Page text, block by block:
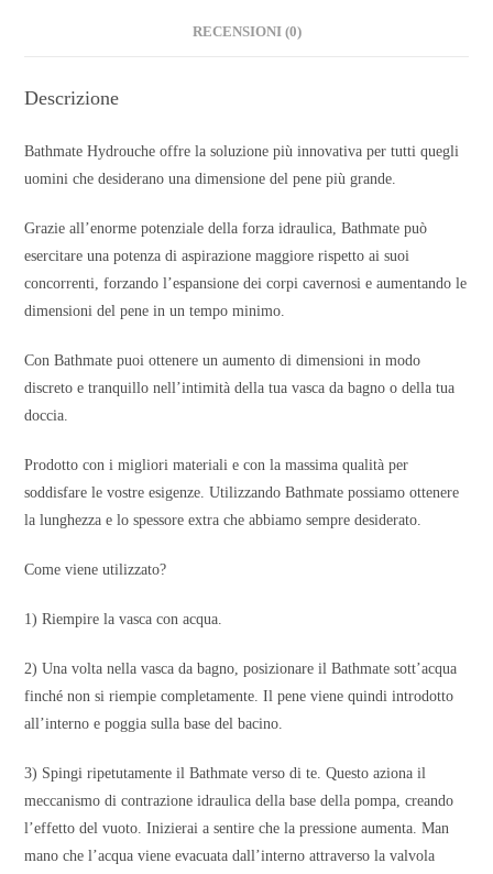
RECENSIONI (0)
Descrizione
Bathmate Hydrouche offre la soluzione più innovativa per tutti quegli
uomini che desiderano una dimensione del pene più grande.
Grazie all’enorme potenziale della forza idraulica, Bathmate può
esercitare una potenza di aspirazione maggiore rispetto ai suoi
concorrenti, forzando l’espansione dei corpi cavernosi e aumentando le
dimensioni del pene in un tempo minimo.
Con Bathmate puoi ottenere un aumento di dimensioni in modo
discreto e tranquillo nell’intimità della tua vasca da bagno o della tua
doccia.
Prodotto con i migliori materiali e con la massima qualità per
soddisfare le vostre esigenze. Utilizzando Bathmate possiamo ottenere
la lunghezza e lo spessore extra che abbiamo sempre desiderato.
Come viene utilizzato?
1) Riempire la vasca con acqua.
2) Una volta nella vasca da bagno, posizionare il Bathmate sott’acqua
finché non si riempie completamente. Il pene viene quindi introdotto
all’interno e poggia sulla base del bacino.
3) Spingi ripetutamente il Bathmate verso di te. Questo aziona il
meccanismo di contrazione idraulica della base della pompa, creando
l’effetto del vuoto. Inizierai a sentire che la pressione aumenta. Man
mano che l’acqua viene evacuata dall’interno attraverso la valvola